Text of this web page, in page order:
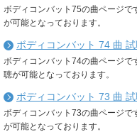
ボディコンバット75の曲ページ
が可能となっております。
ボディコンバット 74 曲
ボディコンバット74の曲ページ
聴が可能となっております。
ボディコンバット 73 曲
ボディコンバット73の曲ページ
が可能となっております。